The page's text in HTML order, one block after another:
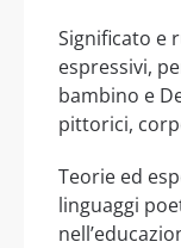
Significato e
espressivi,
bambino e
pittorici,
Teorie ed
linguaggi